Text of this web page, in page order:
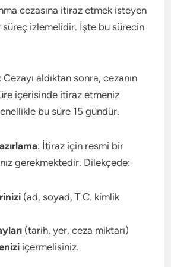
cezasına itiraz etmek isteyen
izlemelidir. İşte bu sürecin
: Cezayı aldıktan sonra, cezanın
içerisinde itiraz etmeniz
bu süre 15 gündür.
: İtiraz için resmi bir
gerekmektedir. Dilekçede:
(ad, soyad, T.C. kimlik
(tarih, yer, ceza miktarı)
içermelisiniz.